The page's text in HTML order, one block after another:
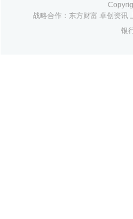
战略合作：东方财富 卓创资讯
银